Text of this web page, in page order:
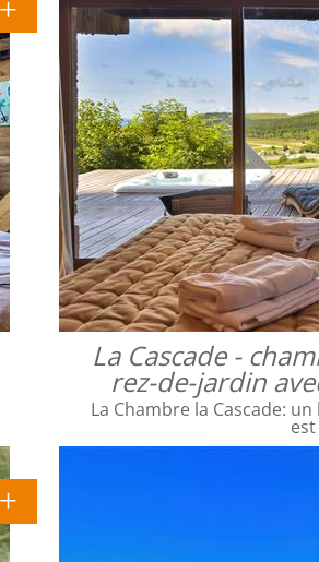
La Cascade -
rez-de-jardin
La Chambre la Cascade: